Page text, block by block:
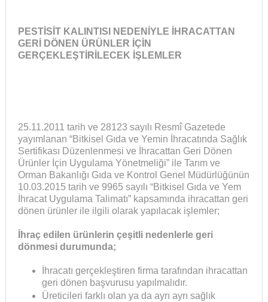
PESTİSİT KALINTISI NEDENİYLE İHRACATTAN
GERİ DÖNEN ÜRÜNLER İÇİN
GERÇEKLEŞTİRİLECEK İŞLEMLER
25.11.2011 tarih ve 28123 sayılı Resmî Gazetede
yayımlanan “Bitkisel Gıda ve Yemin İhracatında Sağlık
Sertifikası Düzenlenmesi ve İhracattan Geri Dönen
Ürünler İçin Uygulama Yönetmeliği” ile Tarım ve
Orman Bakanlığı Gıda ve Kontrol Genel Müdürlüğünün
10.03.2015 tarih ve 9965 sayılı “Bitkisel Gıda ve Yem
İhracat Uygulama Talimatı” kapsamında ihracattan geri
dönen ürünler ile ilgili olarak yapılacak işlemler;
İhraç edilen ürünlerin çeşitli nedenlerle geri
dönmesi durumunda;
İhracatı gerçekleştiren firma tarafından ihracattan
geri dönen başvurusu yapılmalıdır.
Üreticileri farklı olan ya da ayrı ayrı sağlık